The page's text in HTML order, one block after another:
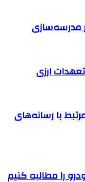
با رسانه‌های
را مطالبه کنیم